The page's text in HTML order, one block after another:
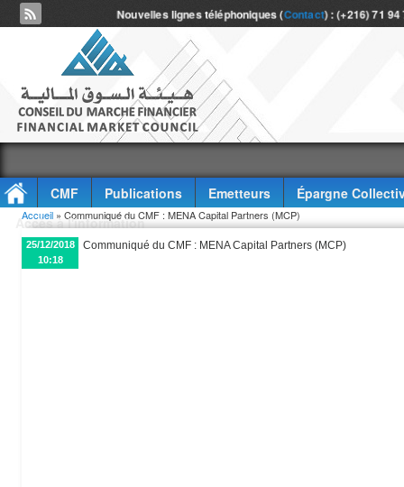
Nouvelles lignes téléphoniques (Contact) : (+216) 71
CMF Publications Emetteurs
Épargne
Accès à l'information
Vous êtes ici
Accueil » Communiqué du CMF : MENA Capital Partners (MCP)
25/12/2018
10:18
Communiqué du CMF : MENA Capital Partners (MCP)